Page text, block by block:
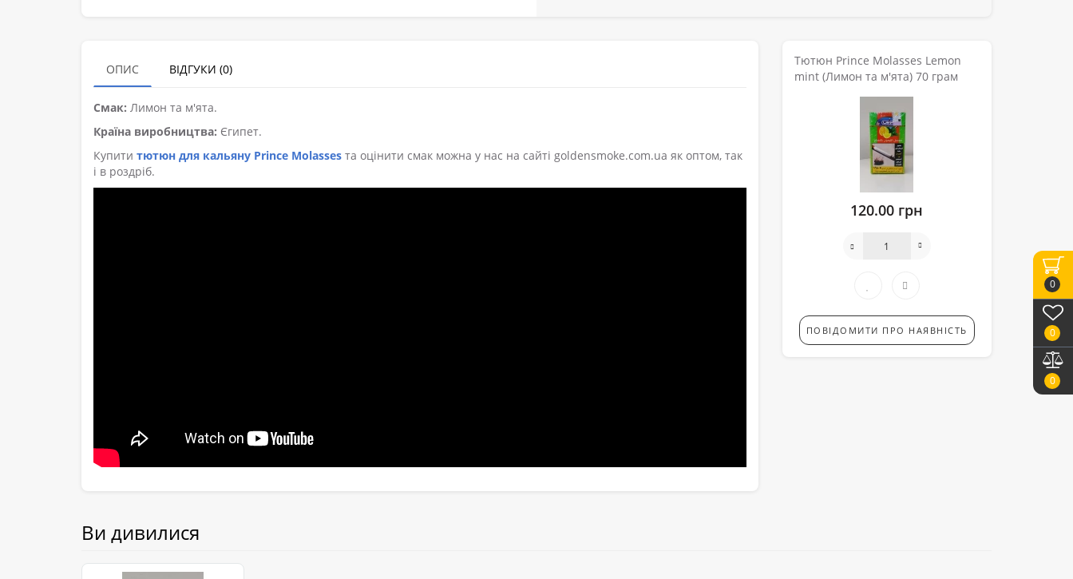
0
0
0
ОПИС ВІДГУКИ (0)
Смак: Лимон та м'ята.
Країна виробництва: Єгипет.
Купити тютюн для кальяну Prince Molasses та оцінити смак можна у нас на сайті goldensmoke.com.ua як оптом, так
і в роздріб.
Тютюн Prince Molasses Lemon
mint (Лимон та м'ята) 70 грам
120.00 грн
ПОВІДОМИТИ ПРО НАЯВНІСТЬ
Ви дивилися